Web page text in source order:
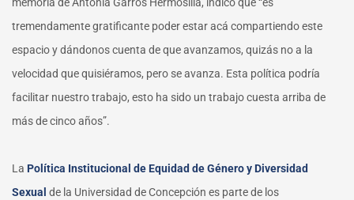
memoria de Antonia Garros Hermosilla, indicó que “es
tremendamente gratificante poder estar acá compartiendo este
espacio y dándonos cuenta de que avanzamos, quizás no a la
velocidad que quisiéramos, pero se avanza. Esta política podría
facilitar nuestro trabajo, esto ha sido un trabajo cuesta arriba de
más de cinco años”.
La Política Institucional de Equidad de Género y Diversidad
Sexual de la Universidad de Concepción es parte de los